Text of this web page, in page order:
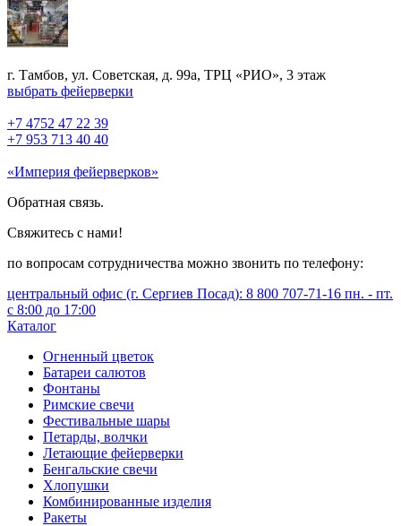
г. Тамбов, ул. Советская, д. 99а, ТРЦ «РИО», 3 этаж
выбрать фейерверки
+7 4752 47 22 39
+7 953 713 40 40
«Империя фейерверков»
Обратная связь.
Свяжитесь с нами!
по вопросам сотрудничества можно звонить по телефону:
центральный офис (г. Сергиев Посад): 8 800 707-71-16 пн. - пт.
с 8:00 до 17:00
Каталог
Огненный цветок
Батареи салютов
Фонтаны
Римские свечи
Фестивальные шары
Петарды, волчки
Летающие фейерверки
Бенгальские свечи
Хлопушки
Комбинированные изделия
Ракеты